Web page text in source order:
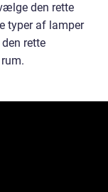
den rette
typer af lamper
rette